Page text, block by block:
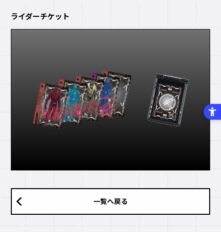
ライダーチケット
一覧へ戻る